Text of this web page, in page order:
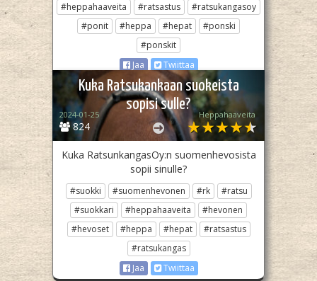
#heppahaaveita
#ratsastus
#ratsukangasoy
#ponit
#heppa #hepat
#ponski
#ponskit
Jaa
Twiittaa
Kuka Ratsukankaan suokeista
sopisi sulle?
824
2024-01-25 Heppahaaveita
Kuka RatsunkangasOy:n suomenhevosista
sopii sinulle?
#suokki #suomenhevonen #rk
#ratsu
#suokkari
#heppahaaveita
#hevonen
#hevoset
#heppa #hepat
#ratsastus
#ratsukangas
Jaa
Twiittaa